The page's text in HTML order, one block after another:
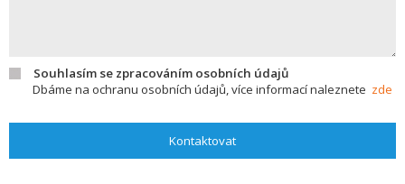
Souhlasím se zpracováním osobních údajů
Dbáme na ochranu osobních údajů, více informací naleznete zde
Kontaktovat